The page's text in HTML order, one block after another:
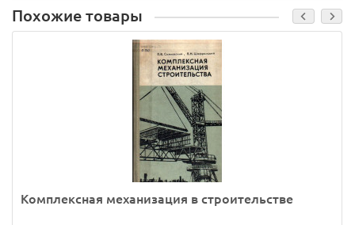
Похожие товары
Комплексная механизация в строительстве